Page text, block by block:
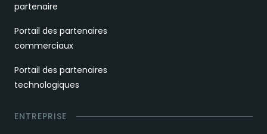
partenaire
Portail des partenaires
commerciaux
Portail des partenaires
technologiques
ENTREPRISE